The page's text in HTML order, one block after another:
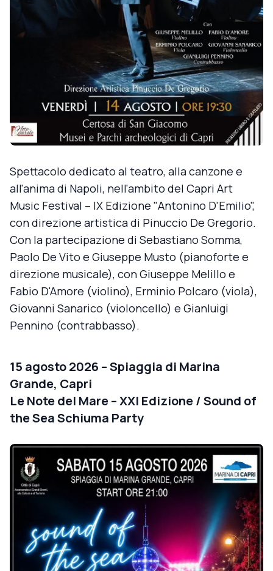
Spettacolo dedicato al teatro, alla canzone e
all'anima di Napoli, nell'ambito del Capri Art
Music Festival – IX Edizione "Antonino D'Emilio",
con direzione artistica di Pinuccio De Gregorio.
Con la partecipazione di Sebastiano Somma,
Paolo De Vito e Giuseppe Musto (pianoforte e
direzione musicale), con Giuseppe Melillo e
Fabio D'Amore (violino), Erminio Polcaro (viola),
Giovanni Sanarico (violoncello) e Gianluigi
Pennino (contrabbasso).
15 agosto 2026 – Spiaggia di Marina
Grande, Capri
Le Note del Mare – XXI Edizione / Sound of
the Sea Schiuma Party